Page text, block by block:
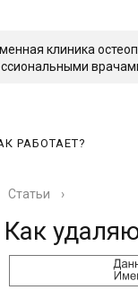
клиника
РАБОТАЕТ?
Статьи ›
Как